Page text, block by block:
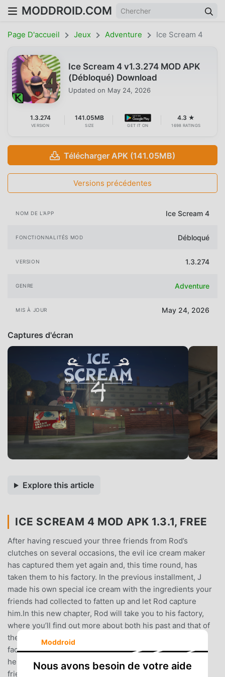
MODDROID.COM
Page D'accueil Jeux Adventure Ice Scream 4
Ice Scream 4 v1.3.274 MOD APK
(Débloqué) Download
Updated on May 24, 2026
1.3.274
VERSION
141.05MB
SIZE GET IT ON
4.3 ★
1698 RATINGS
Télécharger APK (141.05MB)
Versions précédentes
NOM DE L'APP Ice Scream 4
FONCTIONNALITÉS MOD Débloqué
VERSION 1.3.274
GENRE Adventure
MIS À JOUR May 24, 2026
Captures d'écran
Explore this article
ICE SCREAM 4 MOD APK 1.3.1, FREE
After having rescued your three friends from Rod’s
clutches on several occasions, the evil ice cream maker
has captured them yet again and, this time round, has
taken them to his factory. In the previous installment, J
made his own special ice cream with the ingredients your
friends had collected to fatten up and let Rod capture
him.In this new chapter, Rod will take you to his factory,
where you’ll find out more about both his past and that of
the Sullivan family. Explore the different areas of the
factory, square up to the ice cream maker’s mysterious
helpers and uncover many more surprises.Free your
friends from their cages before anyone ends up in the
Moddroid
Nous avons besoin de votre aide